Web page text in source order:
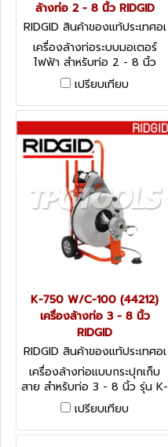
ล้างท่อ 2 - 8 นิ้ว RIDGID
RIDGID สินค้าของแท้ประเทศอเ
มริกา K-1500A-SE (27592)
เครื่องล้างท่อระบบมอเตอร์
ไฟฟ้า สำหรับท่อ 2 - 8 นิ้ว
เปรียบเทียบ
K-750 W/C-100 (44212)
เครื่องล้างท่อ 3 - 8 นิ้ว
RIDGID
RIDGID สินค้าของแท้ประเทศอเ
มริกา K-750 W/C-100 (4421
2)
เครื่องล้างท่อแบบกระปุกเก็บ
สาย สำหรับท่อ 3 - 8 นิ้ว รุ่น K-
750
เปรียบเทียบ